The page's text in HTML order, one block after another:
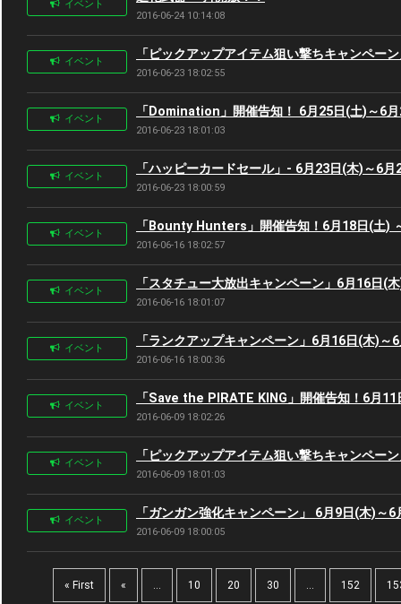
イベント
2016-06-24 10:14:08
イベント 「ピックアップアイテム狙い撃ちキャンペー
2016-06-23 18:02:55
イベント 「Domination」開催告知！ 6月25日(土)～6
2016-06-23 18:01:03
イベント 「ハッピーカードセール」- 6月23日(木)～6月
2016-06-23 18:00:59
イベント 「Bounty Hunters」開催告知！6月18日(土)
2016-06-16 18:02:57
イベント 「スタチュー大放出キャンペーン」6月16日(
2016-06-16 18:01:07
イベント 「ランクアップキャンペーン」6月16日(木)～
2016-06-16 18:00:36
イベント 「Save the PIRATE KING」開催告知！6月
2016-06-09 18:02:26
イベント 「ピックアップアイテム狙い撃ちキャンペー
2016-06-09 18:01:03
イベント 「ガンガン強化キャンペーン」 6月9日(木)～
2016-06-09 18:00:05
« First « ... 10 20 30 ... 152